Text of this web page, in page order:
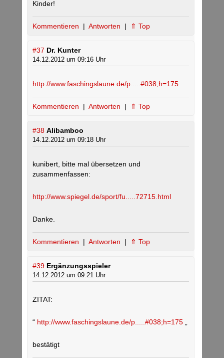
Kinder!
Kommentieren | Antworten | ⇑ Top
#37 Dr. Kunter
14.12.2012 um 09:16 Uhr
http://www.faschingslaune.de/p.....#038;h=175
Kommentieren | Antworten | ⇑ Top
#38 Alibamboo
14.12.2012 um 09:18 Uhr
kunibert, bitte mal übersetzen und
zusammenfassen:
http://www.spiegel.de/sport/fu.....72715.html
Danke.
Kommentieren | Antworten | ⇑ Top
#39 Ergänzungsspieler
14.12.2012 um 09:21 Uhr
ZITAT:
“ http://www.faschingslaune.de/p.....#038;h=175
bestätigt